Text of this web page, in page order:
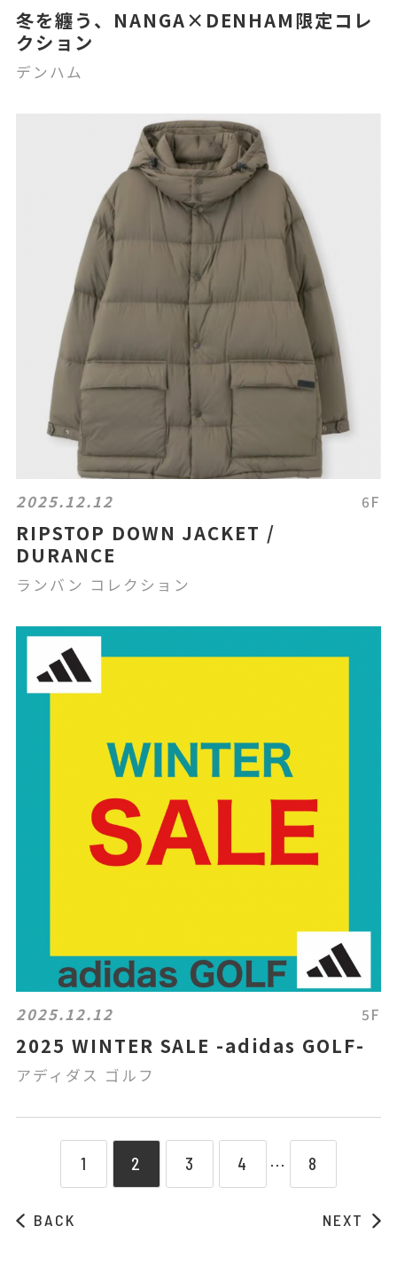
冬を纏う、NANGA×DENHAM限定コレ
クション
デンハム
2025.12.12 6F
RIPSTOP DOWN JACKET /
DURANCE
ランバン コレクション
2025.12.12 5F
2025 WINTER SALE -adidas GOLF-
アディダス ゴルフ
BACK
1 2 3 4 ⋯ 8
NEXT